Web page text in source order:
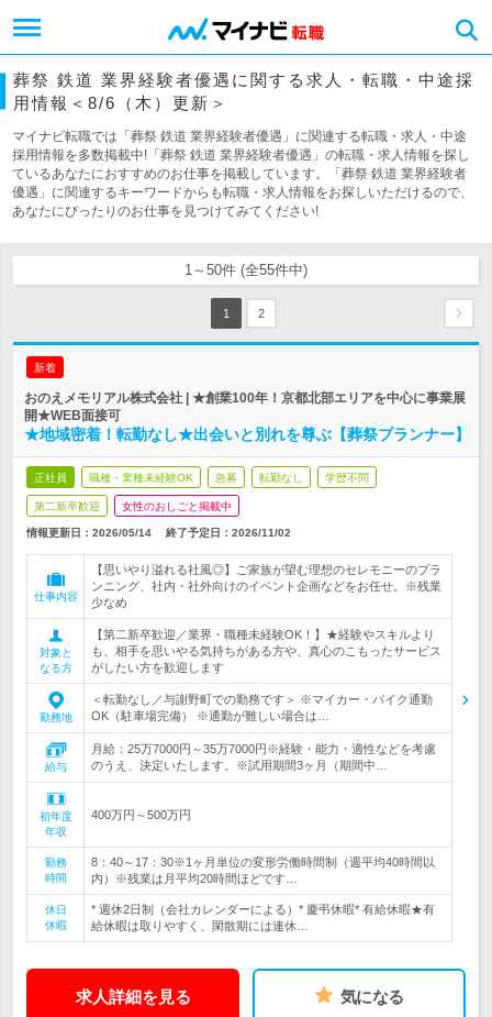
葬祭 鉄道 業界経験者優遇に関する求人・転職・中途採
用情報＜8/6（木）更新＞
マイナビ転職では「葬祭 鉄道 業界経験者優遇」に関連する転職・求人・中途
採用情報を多数掲載中!「葬祭 鉄道 業界経験者優遇」の転職・求人情報を探し
ているあなたにおすすめのお仕事を掲載しています。「葬祭 鉄道 業界経験者
優遇」に関連するキーワードからも転職・求人情報をお探しいただけるので、
あなたにぴったりのお仕事を見つけてみてください!
1～50件 (全55件中)
1 2
新着
おのえメモリアル株式会社 | ★創業100年！京都北部エリアを中心に事業展
開★WEB面接可
★地域密着！転勤なし★出会いと別れを尊ぶ【葬祭プランナー】
正社員 職種・業種未経験OK 急募 転勤なし 学歴不問
第二新卒歓迎 女性のおしごと掲載中
情報更新日：2026/05/14 終了予定日： 2026/11/02
仕事内容
【思いやり溢れる社風◎】ご家族が望む理想のセレモニーのプラ
ンニング、社内・社外向けのイベント企画などをお任せ。※残業
少なめ
対象と
なる方
【第二新卒歓迎／業界・職種未経験OK！】★経験やスキルより
も、相手を思いやる気持ちがある方や、真心のこもったサービス
がしたい方を歓迎します
勤務地
＜転勤なし／与謝野町での勤務です＞ ※マイカー・バイク通勤
OK（駐車場完備） ※通勤が難しい場合は…
給与
月給：25万7000円～35万7000円※経験・能力・適性などを考慮
のうえ、決定いたします。※試用期間3ヶ月（期間中…
初年度
年収
400万円～500万円
勤務
時間
8：40～17：30※1ヶ月単位の変形労働時間制（週平均40時間以
内）※残業は月平均20時間ほどです…
休日
休暇
* 週休2日制（会社カレンダーによる）* 慶弔休暇* 有給休暇★有
給休暇は取りやすく、閑散期には連休…
求人詳細を見る 気になる